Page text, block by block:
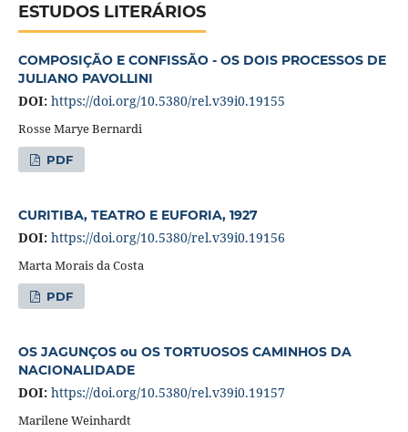
ESTUDOS LITERÁRIOS
COMPOSIÇÃO E CONFISSÃO - OS DOIS PROCESSOS DE
JULIANO PAVOLLINI
DOI: https://doi.org/10.5380/rel.v39i0.19155
Rosse Marye Bernardi
PDF
CURITIBA, TEATRO E EUFORIA, 1927
DOI: https://doi.org/10.5380/rel.v39i0.19156
Marta Morais da Costa
PDF
OS JAGUNÇOS ou OS TORTUOSOS CAMINHOS DA
NACIONALIDADE
DOI: https://doi.org/10.5380/rel.v39i0.19157
Marilene Weinhardt